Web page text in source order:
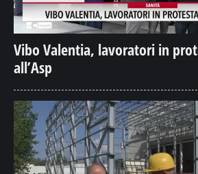
Vibo Valentia, lavoratori in
all’Asp